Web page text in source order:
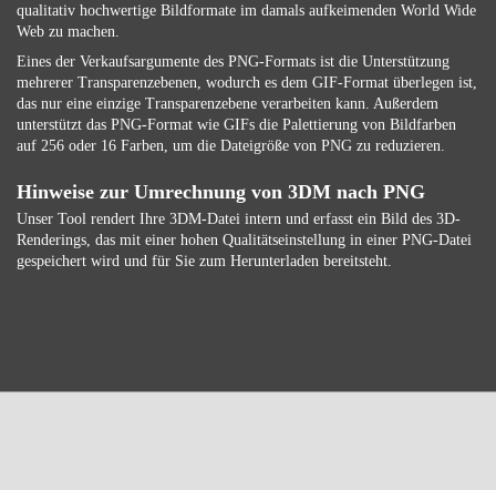
qualitativ hochwertige Bildformate im damals aufkeimenden World Wide
Web zu machen.
Eines der Verkaufsargumente des PNG-Formats ist die Unterstützung
mehrerer Transparenzebenen, wodurch es dem GIF-Format überlegen ist,
das nur eine einzige Transparenzebene verarbeiten kann. Außerdem
unterstützt das PNG-Format wie GIFs die Palettierung von Bildfarben
auf 256 oder 16 Farben, um die Dateigröße von PNG zu reduzieren.
Hinweise zur Umrechnung von 3DM nach PNG
Unser Tool rendert Ihre 3DM-Datei intern und erfasst ein Bild des 3D-
Renderings, das mit einer hohen Qualitätseinstellung in einer PNG-Datei
gespeichert wird und für Sie zum Herunterladen bereitsteht.